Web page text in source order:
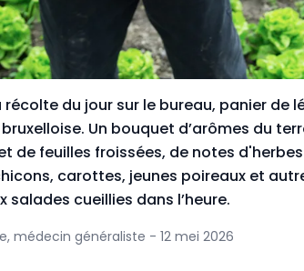
récolte du jour sur le bureau, panier de
Un bouquet d’arômes du
de feuilles froissées, de notes
carottes, jeunes poireaux et
salades cueillies dans l’heure.
médecin généraliste - 12 mei 2026